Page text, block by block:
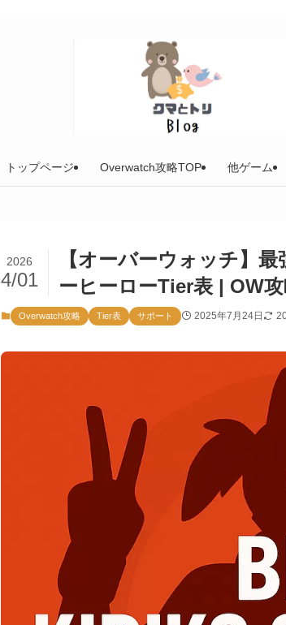
トップページ Overwatch攻略TOP 他ゲーム
【オーバーウォッチ】
ーヒーローTier表 | OW
2026
4/01
Overwatch攻略 Tier表 サポート 2025年7月24日